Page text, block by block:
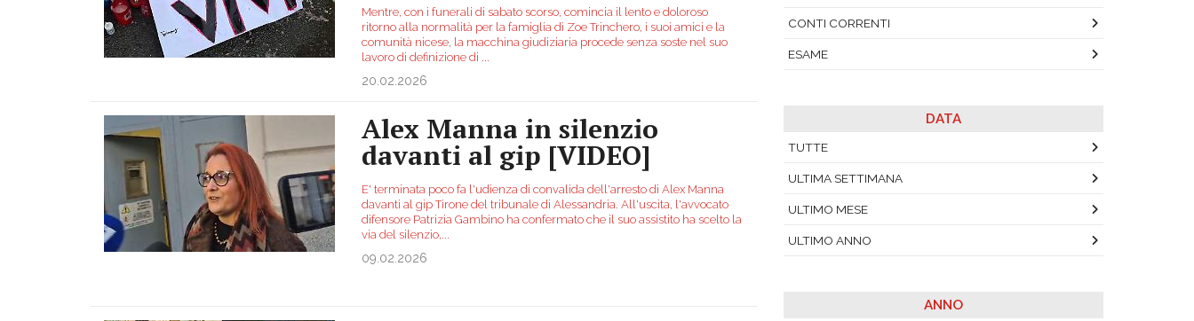
Mentre, con i funerali di sabato scorso, comincia il lento e doloroso
ritorno alla normalità per la famiglia di Zoe Trinchero, i suoi amici e la
comunità nicese, la macchina giudiziaria procede senza soste nel suo
lavoro di definizione di
20.02.2026
Alex Manna in silenzio
davanti al gip [VIDEO]
E' terminata poco fa l'udienza di convalida dell'arresto di Alex Manna
davanti al gip Tirone del tribunale di Alessandria. All'uscita, l'avvocato
difensore Patrizia Gambino ha confermato che il suo assistito ha scelto la
via del silenzio,
09.02.2026
CONTI CORRENTI
ESAME
DATA
TUTTE
ULTIMA SETTIMANA
ULTIMO MESE
ULTIMO ANNO
ANNO